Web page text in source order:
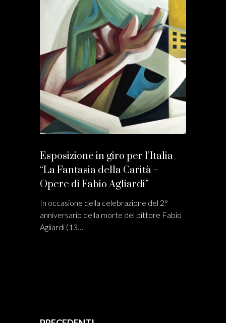
Esposizione in giro per l’Italia
“La Fantasia della Carità –
Opere di Fabio Agliardi”
In occasione della celebrazione del 2°
anniversario della morte del pittore Fabio
Agliardi (13…